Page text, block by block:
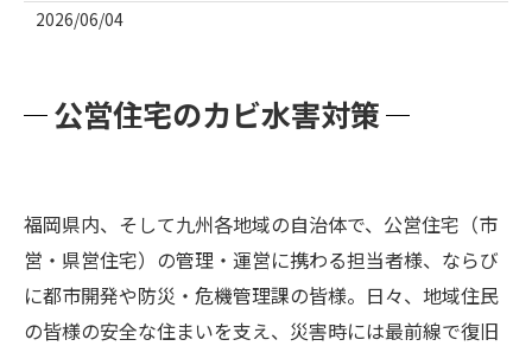
2026/06/04
公営住宅のカビ水害対策
福岡県内、そして九州各地域の自治体で、公営住宅（市
営・県営住宅）の管理・運営に携わる担当者様、ならび
に都市開発や防災・危機管理課の皆様。日々、地域住民
の皆様の安全な住まいを支え、災害時には最前線で復旧